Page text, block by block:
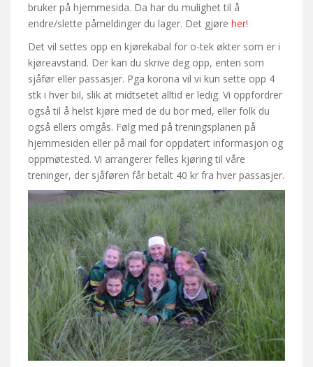
bruker på hjemmesida. Da har du mulighet til å
endre/slette påmeldinger du lager. Det gjøre her!
Det vil settes opp en kjørekabal for o-tek økter som er i
kjøreavstand. Der kan du skrive deg opp, enten som
sjåfør eller passasjer. Pga korona vil vi kun sette opp 4
stk i hver bil, slik at midtsetet alltid er ledig. Vi oppfordrer
også til å helst kjøre med de du bor med, eller folk du
også ellers omgås. Følg med på treningsplanen på
hjemmesiden eller på mail for oppdatert informasjon og
oppmøtested. Vi arrangerer felles kjøring til våre
treninger, der sjåføren får betalt 40 kr fra hver passasjer.